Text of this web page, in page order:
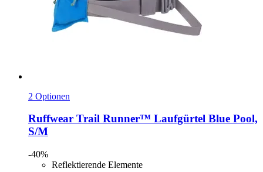
2 Optionen
Ruffwear Trail Runner™ Laufgürtel Blue Pool,
S/M
-40%
Reflektierende Elemente